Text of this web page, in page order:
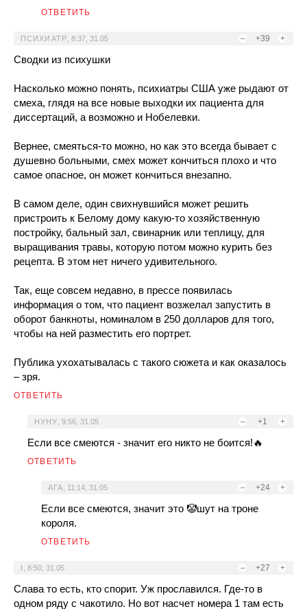
ОТВЕТИТЬ
– +39 +
ПСИХИАТР 8:37, 31.05
Сводки из психушки
Насколько можно понять, психиатры США уже рыдают от
смеха, глядя на все новые выходки их пациента для
диссертаций, а возможно и Нобелевки.
Вернее, смеяться-то можно, но как это всегда бывает с
душевно больными, смех может кончиться плохо и что
самое опасное, он может кончиться внезапно.
В самом деле, один свихнувшийся может решить
пристроить к Белому дому какую-то хозяйственную
постройку, бальный зал, свинарник или теплицу, для
выращивания травы, которую потом можно курить без
рецепта. В этом нет ничего удивительного.
Так, еще совсем недавно, в прессе появилась
информация о том, что пациент возжелал запустить в
оборот банкноты, номиналом в 250 долларов для того,
чтобы на ней разместить его портрет.
Публика ухохатывалась с такого сюжета и как оказалось
– зря.
ОТВЕТИТЬ
– +1 +
НУНУ ,9:56, 31.05
Если все смеются - значит его никто не боится!🔥
ОТВЕТИТЬ
– +24 +
АГА 11:14, 31.05
Если все смеются, значит это 🤡шут на троне
короля.
ОТВЕТИТЬ
– +27 +
I ,8:50, 31.05
Слава то есть, кто спорит. Уж прославился. Где-то в
одном ряду с чакотило. Но вот насчет номера 1 там есть